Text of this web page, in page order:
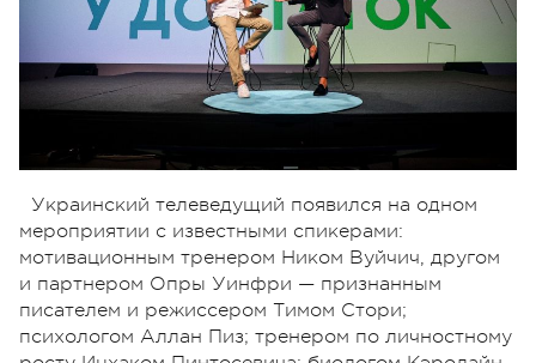
Украинский телеведущий появился на одном
мероприятии с известными спикерами:
мотивационным тренером Ником Вуйчич, другом
и партнером Опры Уинфри — признанным
писателем и режиссером Тимом Стори;
психологом Аллан Пиз; тренером по личностному